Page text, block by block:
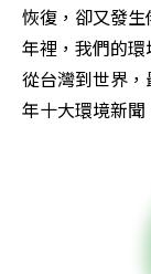
恢復，卻又發
年裡，我們的
從台灣到世界
年十大環境新